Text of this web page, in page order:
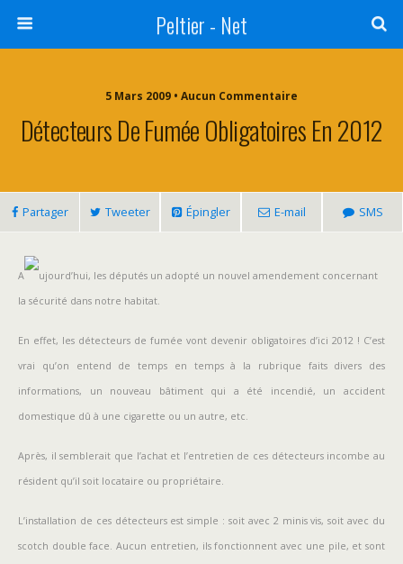
Peltier - Net
5 Mars 2009 • Aucun Commentaire
Détecteurs De Fumée Obligatoires En 2012
Partager Tweeter Épingler E-mail SMS
A
ujourd’hui, les députés un adopté un nouvel amendement concernant
la sécurité dans notre habitat.
En effet, les détecteurs de fumée vont devenir obligatoires d’ici 2012 ! C’est
vrai qu’on entend de temps en temps à la rubrique faits divers des
informations, un nouveau bâtiment qui a été incendié, un accident
domestique dû à une cigarette ou un autre, etc.
Après, il semblerait que l’achat et l’entretien de ces détecteurs incombe au
résident qu’il soit locataire ou propriétaire.
L’installation de ces détecteurs est simple : soit avec 2 minis vis, soit avec du
scotch double face. Aucun entretien, ils fonctionnent avec une pile, et sont